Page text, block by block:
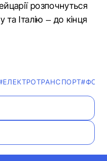
розпочнуться
та Італію – до кінця
#ФОТО